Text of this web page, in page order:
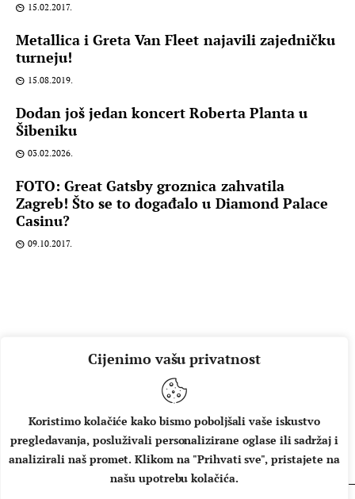
Cijenimo vašu privatnost
Koristimo kolačiće kako bismo poboljšali vaše iskustvo
pregledavanja, posluživali personalizirane oglase ili sadržaj i
analizirali naš promet. Klikom na "Prihvati sve", pristajete na
našu upotrebu kolačića.
15.02.2017.
Metallica i Greta Van Fleet najavili zajedničku
turneju!
15.08.2019.
Dodan još jedan koncert Roberta Planta u
Šibeniku
03.02.2026.
FOTO: Great Gatsby groznica zahvatila
Zagreb! Što se to događalo u Diamond Palace
Casinu?
09.10.2017.
O NAMA IMPRESSUM UVJETI KORIŠTENJA